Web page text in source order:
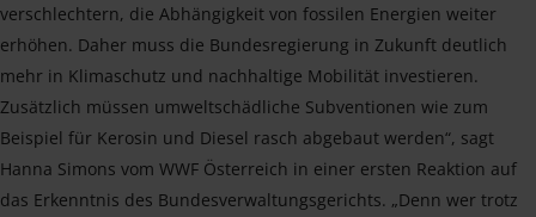
verschlechtern, die Abhängigkeit von fossilen Energien weiter
erhöhen. Daher muss die Bundesregierung in Zukunft deutlich
mehr in Klimaschutz und nachhaltige Mobilität investieren.
Zusätzlich müssen umweltschädliche Subventionen wie zum
Beispiel für Kerosin und Diesel rasch abgebaut werden“, sagt
Hanna Simons vom WWF Österreich in einer ersten Reaktion auf
das Erkenntnis des Bundesverwaltungsgerichts. „Denn wer trotz